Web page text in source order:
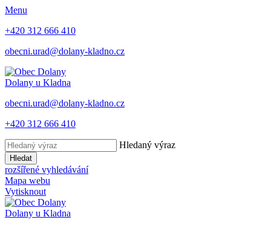
Menu
+420 312 666 410
obecni.urad@dolany-kladno.cz
Dolany u Kladna
obecni.urad@dolany-kladno.cz
+420 312 666 410
Hledaný výraz
Hledat
rozšířené vyhledávání
Mapa webu
Vytisknout
Dolany u Kladna